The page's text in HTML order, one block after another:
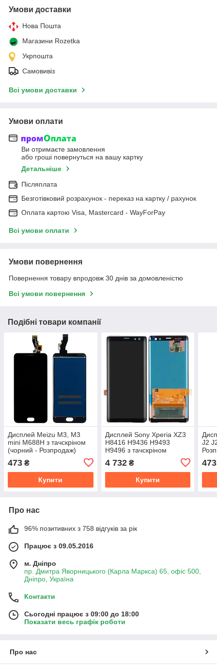
Умови доставки
Нова Пошта
Магазини Rozetka
Укрпошта
Самовивіз
Всі умови доставки
Умови оплати
Ви отримаєте замовлення
або гроші повернуться на вашу картку
Детальніше
Післяплата
Безготівковий розрахунок - переказ на картку / рахунок
Оплата картою Visa, Mastercard - WayForPay
Всі умови оплати
Умови повернення
Повернення товару впродовж 30 днів за домовленістю
Всі умови повернення
Подібні товари компанії
Дисплей Meizu M3, M3
mini M688H з тачскріном
(чорний - Розпродаж)
473 ₴
Купити
Дисплей Sony Xperia XZ3
H8416 H9436 H9493
H9496 з тачскріном
4 732₴
Купити
J2
473
Про нас
96% позитивних з 758 відгуків за рік
Працює з 09.05.2016
м. Дніпро
пр. Дмитра Яворницького (Карла Маркса) 65, офіс 500,
Дніпро, Україна
Контакти
Сьогодні працює з 09:00 до 18:00
Показати весь графік роботи
Про нас